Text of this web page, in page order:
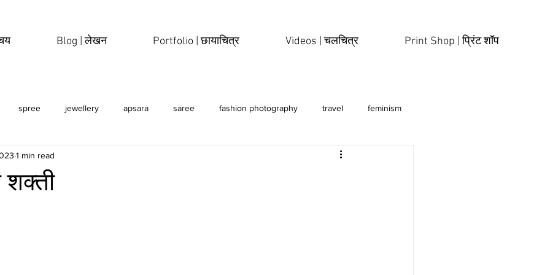
Blog | लेखन Portfolio | छायाचित्र Videos | चलचित्र Print Shop | प्रिंट शॉप
spree jewellery apsara saree fashion photography travel feminism
erotic sensual
शक्ती
1 min read